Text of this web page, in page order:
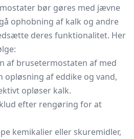
bør gøres med jævne
ophobning af kalk og andre
deres funktionalitet. Her
af brusetermostaten af med
opløsning af eddike og vand,
opløser kalk.
efter rengøring for at
kemikalier eller skuremidler,